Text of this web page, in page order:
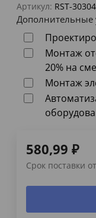
Артикул: RST-
Дополнительные
Монтаж
20% на
Монтаж
580,99 ₽
Срок поставки